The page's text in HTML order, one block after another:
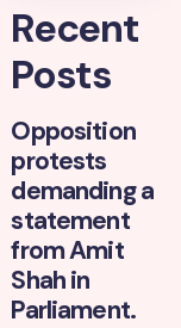
Recent
Posts
Opposition
protests
demanding a
statement
from Amit
Shah in
Parliament.